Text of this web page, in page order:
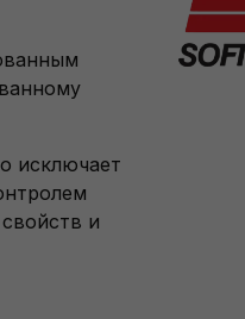
исключает
и